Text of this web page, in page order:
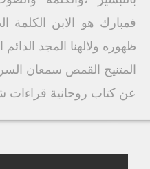
فمبارك هو الابن
ظهوره ولالهنا المجد الدائم
المتنيح القمص سمعان
عن كتاب روحانية قراءات